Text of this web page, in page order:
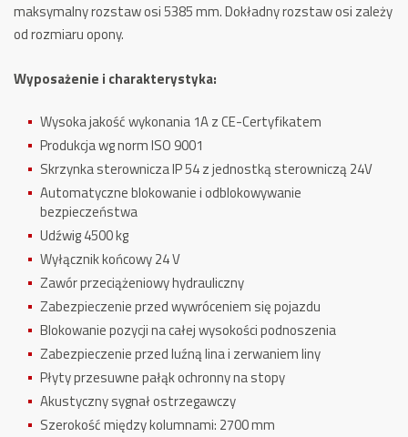
maksymalny rozstaw osi 5385 mm.Dokładny rozstaw osi zależy
od rozmiaru opony.
Wyposażenie i charakterystyka:
Wysoka jakość wykonania 1A z CE-Certyfikatem
Produkcja wg norm ISO 9001
Skrzynka sterownicza IP 54 z jednostką sterowniczą 24V
Automatyczne blokowanie i odblokowywanie
bezpieczeństwa
Udźwig 4500 kg
Wyłącznik końcowy 24 V
Zawór przeciążeniowy hydrauliczny
Zabezpieczenie przed wywróceniem się pojazdu
Blokowanie pozycji na całej wysokości podnoszenia
Zabezpieczenie przed luźną lina i zerwaniem liny
Płyty przesuwnepałąk ochronny na stopy
Akustyczny sygnał ostrzegawczy
Szerokość między kolumnami: 2700 mm